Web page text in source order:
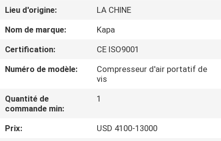
PRODUITS
VIDÉOS
À
PROPOS
DE
NOUS
Lieu d'origine:
LA CHINE
Nom de marque:
Kapa
Certification:
CE ISO9001
Numéro de modèle:
Compresseur d'air portatif de
vis
Quantité de
commande min:
1
Prix:
USD 4100-13000